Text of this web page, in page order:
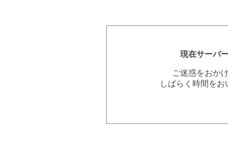
現在サーバ
ご迷惑をおか
しばらく時間を